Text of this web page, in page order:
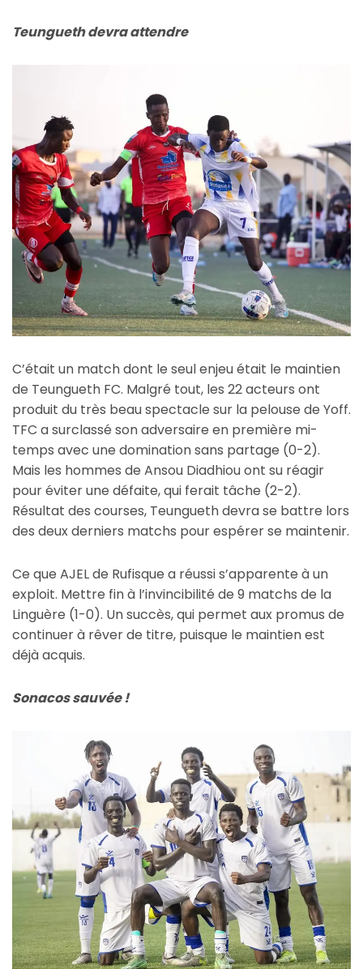
Teungueth devra attendre
C’était un match dont le seul enjeu était le maintien
de Teungueth FC. Malgré tout, les 22 acteurs ont
produit du très beau spectacle sur la pelouse de Yoff.
TFC a surclassé son adversaire en première mi-
temps avec une domination sans partage (0-2).
Mais les hommes de Ansou Diadhiou ont su réagir
pour éviter une défaite, qui ferait tâche (2-2).
Résultat des courses, Teungueth devra se battre lors
des deux derniers matchs pour espérer se maintenir.
Ce que AJEL de Rufisque a réussi s’apparente à un
exploit. Mettre fin à l’invincibilité de 9 matchs de la
Linguère (1-0). Un succès, qui permet aux promus de
continuer à rêver de titre, puisque le maintien est
déjà acquis.
Sonacos sauvée !